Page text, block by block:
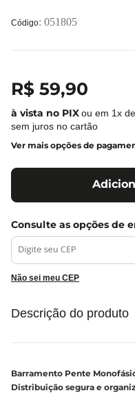
: 051805
R$ 59,90
ou em 1x de
sem juros no cartão
Ver mais opções de
Não sei meu CEP
Descrição do produto
Barramento Pente
Distribuição segura e